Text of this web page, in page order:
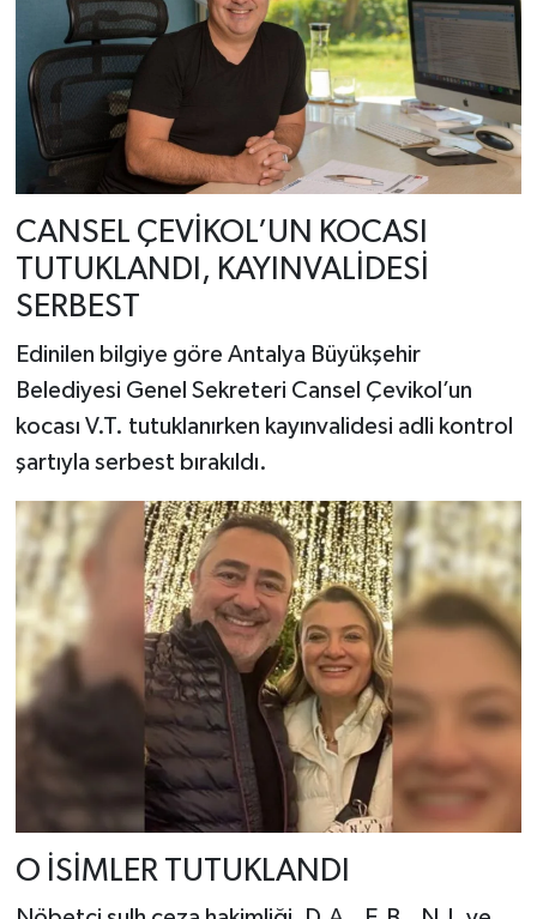
CANSEL ÇEVİKOL’UN KOCASI
TUTUKLANDI, KAYINVALİDESİ
SERBEST
Edinilen bilgiye göre Antalya Büyükşehir
Belediyesi Genel Sekreteri Cansel Çevikol’un
kocası V.T. tutuklanırken kayınvalidesi adli kontrol
şartıyla serbest bırakıldı.
O İSİMLER TUTUKLANDI